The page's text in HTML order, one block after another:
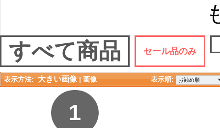
すべて商品 セール品のみ
表示方法: 大きい画像 | 画像 表示順:
1